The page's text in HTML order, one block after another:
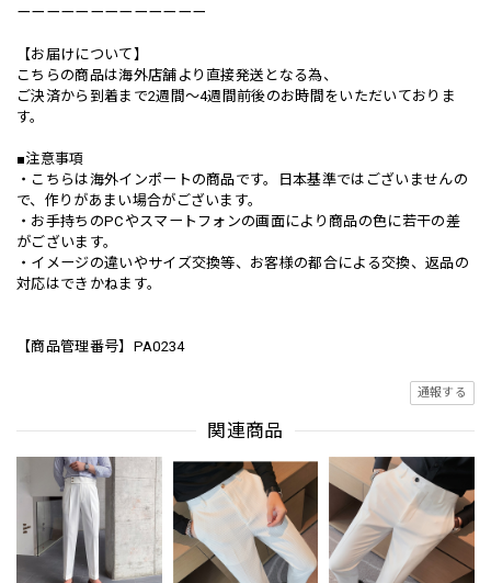
ーーーーーーーーーーーーー
【お届けについて】
こちらの商品は海外店舗より直接発送となる為、
ご決済から到着まで2週間〜4週間前後のお時間をいただいておりま
す。
■注意事項
・こちらは海外インポートの商品です。日本基準ではございませんの
で、作りがあまい場合がございます。
・お手持ちのPCやスマートフォンの画面により商品の色に若干の差
がございます。
・イメージの違いやサイズ交換等、お客様の都合による交換、返品の
対応はできかねます。
【商品管理番号】PA0234
通報する
関連商品